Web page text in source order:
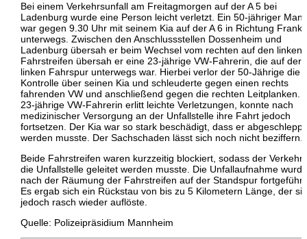
Bei einem Verkehrsunfall am Freitagmorgen auf der A 5 bei
Ladenburg wurde eine Person leicht verletzt. Ein 50-jähriger
war gegen 9.30 Uhr mit seinem Kia auf der A 6 in Richtung
unterwegs. Zwischen den Anschlussstellen Dossenheim und
Ladenburg übersah er beim Wechsel vom rechten auf den linken
Fahrstreifen übersah er eine 23-jährige VW-Fahrerin, die auf der
linken Fahrspur unterwegs war. Hierbei verlor der 50-Jährige die
Kontrolle über seinen Kia und schleuderte gegen einen rechts
fahrenden VW und anschließend gegen die rechten Leitplanken.
23-jährige VW-Fahrerin erlitt leichte Verletzungen, konnte nach
medizinischer Versorgung an der Unfallstelle ihre Fahrt jedoch
fortsetzen. Der Kia war so stark beschädigt, dass er abgeschleppt
werden musste. Der Sachschaden lässt sich noch nicht beziffern.
Beide Fahrstreifen waren kurzzeitig blockiert, sodass der Verkehr
die Unfallstelle geleitet werden musste. Die Unfallaufnahme wurde
nach der Räumung der Fahrstreifen auf der Standspur
Es ergab sich ein Rückstau von bis zu 5 Kilometern Länge, der
jedoch rasch wieder auflöste.
Quelle: Polizeipräsidium Mannheim